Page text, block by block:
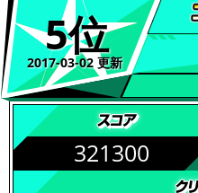
5位
2017-03-02 更新
321300